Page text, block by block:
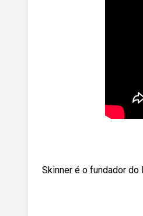
Skinner é o fundador